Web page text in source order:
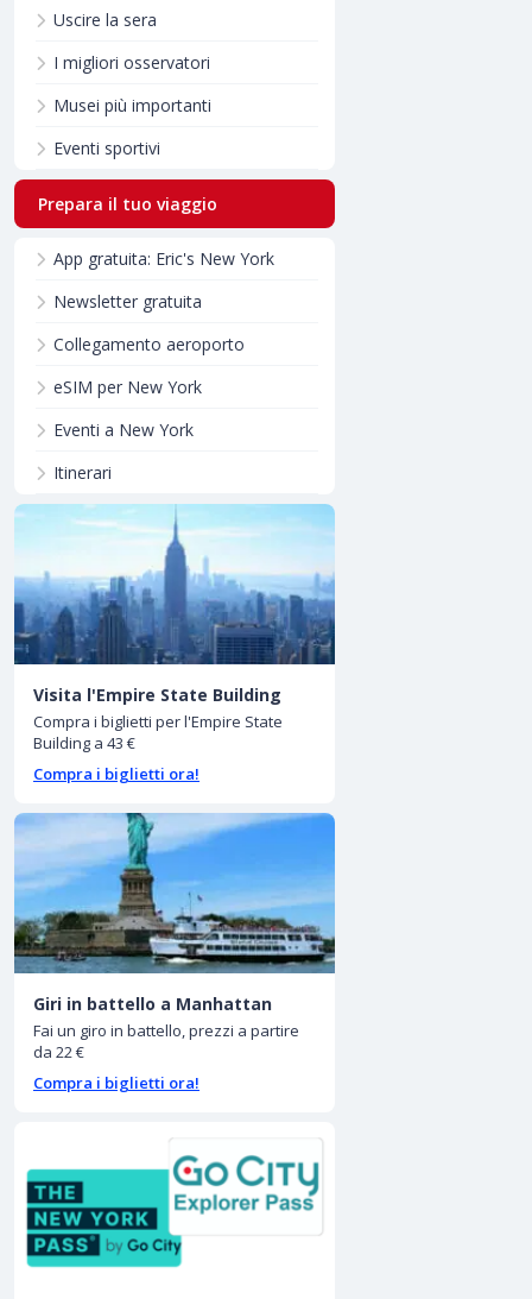
Uscire la sera
I migliori osservatori
Musei più importanti
Eventi sportivi
Prepara il tuo viaggio
App gratuita: Eric's New York
Newsletter gratuita
Collegamento aeroporto
eSIM per New York
Eventi a New York
Itinerari
Visita l'Empire State Building
Compra i biglietti per l'Empire State
Building a 43 €
Compra i biglietti ora!
Giri in battello a Manhattan
Fai un giro in battello, prezzi a partire
da 22 €
Compra i biglietti ora!